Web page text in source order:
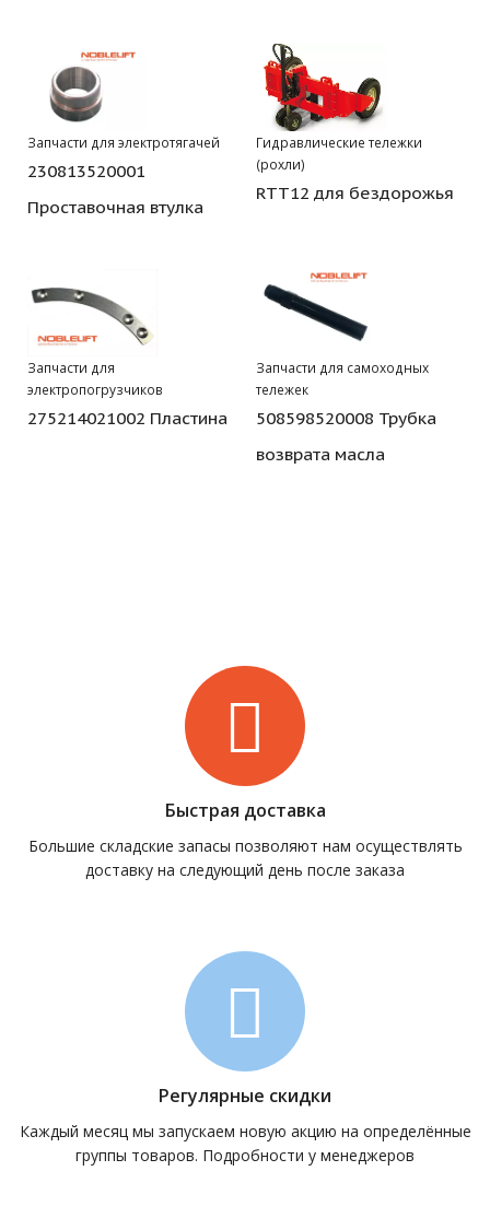
Запчасти для электротягачей
230813520001
Проставочная втулка
Гидравлические тележки
(рохли)
RTT12 для бездорожья
Запчасти для
электропогрузчиков
275214021002 Пластина
Запчасти для самоходных
тележек
508598520008 Трубка
возврата масла
Быстрая доставка
Большие складские запасы позволяют нам осуществлять
доставку на следующий день после заказа
Регулярные скидки
Каждый месяц мы запускаем новую акцию на определённые
группы товаров. Подробности у менеджеров